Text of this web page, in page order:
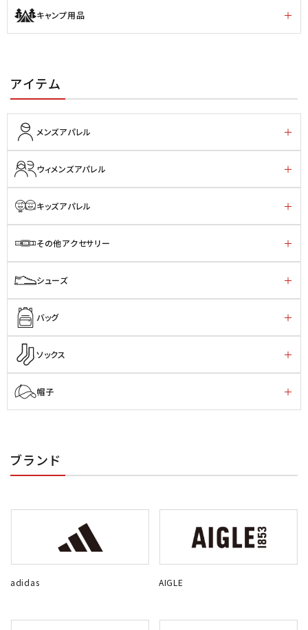
キャンプ用品
アイテム
メンズアパレル
ウィメンズアパレル
キッズアパレル
その他アクセサリー
シューズ
バッグ
ソックス
帽子
ブランド
adidas AIGLE